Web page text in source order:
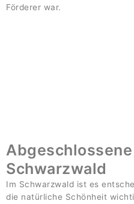
Förderer war.
Schwarzwald
Im Schwarzwald ist es
die natürliche Schönheit